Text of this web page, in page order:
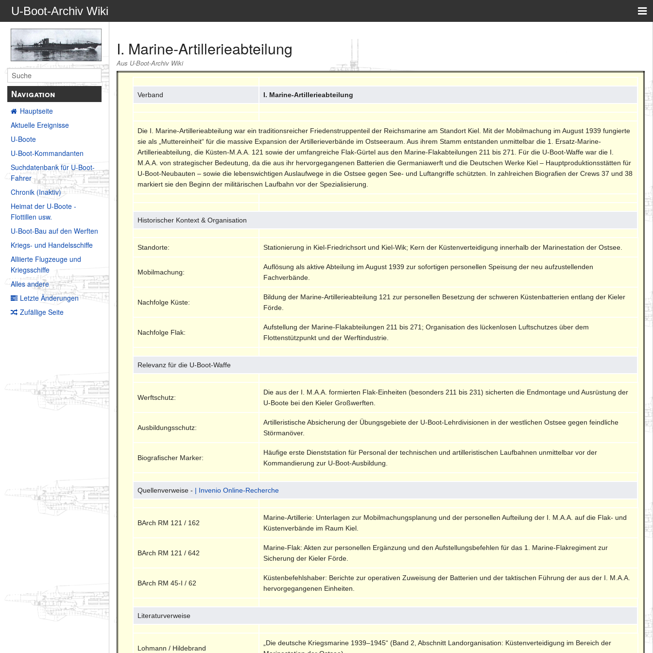
U-Boot-Archiv Wiki
Navigation
Hauptseite
Aktuelle Ereignisse
U-Boote
U-Boot-Kommandanten
Suchdatenbank für U-Boot-
Fahrer
Chronik (Inaktiv)
Heimat der U-Boote -
Flottillen usw.
U-Boot-Bau auf den Werften
Kriegs- und Handelsschiffe
Alliierte Flugzeuge und
Kriegsschiffe
Alles andere
Letzte Änderungen
Zufällige Seite
I. Marine-Artillerieabteilung
Aus U-Boot-Archiv Wiki
Verband I. Marine-Artillerieabteilung
Die I. Marine-Artillerieabteilung war ein traditionsreicher Friedenstruppenteil der Reichsmarine am Standort Kiel. Mit der Mobilmachung im August 1939 fungierte
sie als „Muttereinheit“ für die massive Expansion der Artillerieverbände im Ostseeraum. Aus ihrem Stamm entstanden unmittelbar die 1. Ersatz-Marine-
Artillerieabteilung, die Küsten-M.A.A. 121 sowie der umfangreiche Flak-Gürtel aus den Marine-Flakabteilungen 211 bis 271. Für die U-Boot-Waffe war die I.
M.A.A. von strategischer Bedeutung, da die aus ihr hervorgegangenen Batterien die Germaniawerft und die Deutschen Werke Kiel – Hauptproduktionsstätten für
U-Boot-Neubauten – sowie die lebenswichtigen Auslaufwege in die Ostsee gegen See- und Luftangriffe schützten. In zahlreichen Biografien der Crews 37 und 38
markiert sie den Beginn der militärischen Laufbahn vor der Spezialisierung.
Historischer Kontext & Organisation
Standorte: Stationierung in Kiel-Friedrichsort und Kiel-Wik; Kern der Küstenverteidigung innerhalb der Marinestation der Ostsee.
Mobilmachung:
Auflösung als aktive Abteilung im August 1939 zur sofortigen personellen Speisung der neu aufzustellenden
Fachverbände.
Nachfolge Küste:
Bildung der Marine-Artillerieabteilung 121 zur personellen Besetzung der schweren Küstenbatterien entlang der Kieler
Förde.
Nachfolge Flak:
Aufstellung der Marine-Flakabteilungen 211 bis 271; Organisation des lückenlosen Luftschutzes über dem
Flottenstützpunkt und der Werftindustrie.
Relevanz für die U-Boot-Waffe
Werftschutz:
Die aus der I. M.A.A. formierten Flak-Einheiten (besonders 211 bis 231) sicherten die Endmontage und Ausrüstung der
U-Boote bei den Kieler Großwerften.
Ausbildungsschutz:
Artilleristische Absicherung der Übungsgebiete der U-Boot-Lehrdivisionen in der westlichen Ostsee gegen feindliche
Störmanöver.
Biografischer Marker:
Häufige erste Dienststation für Personal der technischen und artilleristischen Laufbahnen unmittelbar vor der
Kommandierung zur U-Boot-Ausbildung.
Quellenverweise - | Invenio Online-Recherche
BArch RM 121 / 162
Marine-Artillerie: Unterlagen zur Mobilmachungsplanung und der personellen Aufteilung der I. M.A.A. auf die Flak- und
Küstenverbände im Raum Kiel.
BArch RM 121 / 642
Marine-Flak: Akten zur personellen Ergänzung und den Aufstellungsbefehlen für das 1. Marine-Flakregiment zur
Sicherung der Kieler Förde.
BArch RM 45-I / 62
Küstenbefehlshaber: Berichte zur operativen Zuweisung der Batterien und der taktischen Führung der aus der I. M.A.A.
hervorgegangenen Einheiten.
Literaturverweise
Lohmann / Hildebrand
„Die deutsche Kriegsmarine 1939–1945“ (Band 2, Abschnitt Landorganisation: Küstenverteidigung im Bereich der